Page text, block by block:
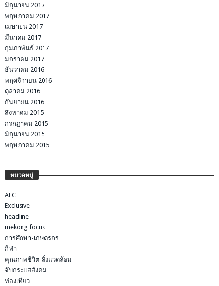
มิถุนายน 2017
พฤษภาคม 2017
เมษายน 2017
มีนาคม 2017
กุมภาพันธ์ 2017
มกราคม 2017
ธันวาคม 2016
พฤศจิกายน 2016
ตุลาคม 2016
กันยายน 2016
สิงหาคม 2015
กรกฎาคม 2015
มิถุนายน 2015
พฤษภาคม 2015
หมวดหมู่
AEC
Exclusive
headline
mekong focus
การศึกษา-เกษตรกร
กีฬา
คุณภาพชีวิต-สิ่งแวดล้อม
จับกระแสสังคม
ท่องเที่ยว